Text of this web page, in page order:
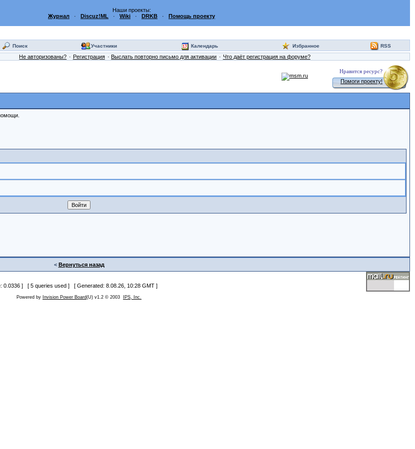
Наши проекты:
Журнал · Discuz!ML · Wiki · DRKB · Помощь проекту
Поиск Участники Календарь Избранное RSS
Не авторизованы? Регистрация Выслать повторно письмо для активации Что даёт регистрация на форуме?
Нравится ресурс?
Помоги проекту!
< Вернуться назад
0.0336 ] [ 5 queries used ] [ Generated: 8.08.26, 10:28 GMT ]
Powered by Invision Power Board(U) v1.2 © 2003 IPS, Inc.